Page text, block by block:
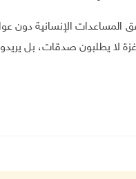
الإنسانية دون
لا يطلبون صدقات، بل